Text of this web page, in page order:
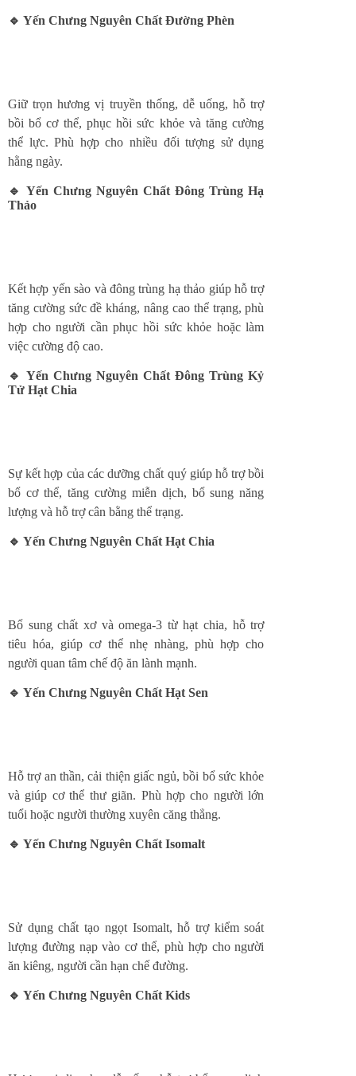
🔹 Yến Chưng Nguyên Chất Đường Phèn
Giữ trọn hương vị truyền thống, dễ uống, hỗ trợ
bồi bổ cơ thể, phục hồi sức khỏe và tăng cường
thể lực. Phù hợp cho nhiều đối tượng sử dụng
hằng ngày.
🔹 Yến Chưng Nguyên Chất Đông Trùng Hạ
Thảo
Kết hợp yến sào và đông trùng hạ thảo giúp hỗ trợ
tăng cường sức đề kháng, nâng cao thể trạng, phù
hợp cho người cần phục hồi sức khỏe hoặc làm
việc cường độ cao.
🔹 Yến Chưng Nguyên Chất Đông Trùng Kỷ
Tử Hạt Chia
Sự kết hợp của các dưỡng chất quý giúp hỗ trợ bồi
bổ cơ thể, tăng cường miễn dịch, bổ sung năng
lượng và hỗ trợ cân bằng thể trạng.
🔹 Yến Chưng Nguyên Chất Hạt Chia
Bổ sung chất xơ và omega-3 từ hạt chia, hỗ trợ
tiêu hóa, giúp cơ thể nhẹ nhàng, phù hợp cho
người quan tâm chế độ ăn lành mạnh.
🔹 Yến Chưng Nguyên Chất Hạt Sen
Hỗ trợ an thần, cải thiện giấc ngủ, bồi bổ sức khỏe
và giúp cơ thể thư giãn. Phù hợp cho người lớn
tuổi hoặc người thường xuyên căng thẳng.
🔹 Yến Chưng Nguyên Chất Isomalt
Sử dụng chất tạo ngọt Isomalt, hỗ trợ kiểm soát
lượng đường nạp vào cơ thể, phù hợp cho người
ăn kiêng, người cần hạn chế đường.
🔹 Yến Chưng Nguyên Chất Kids